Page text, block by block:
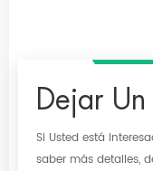
Dejar
Si Usted está
saber más detalles,